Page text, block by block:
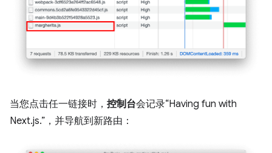
当您点击任一链接时， 控制台会记录“Having fun with
Next.js.”，并导航到新路由：